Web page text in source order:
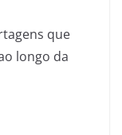
que
longo da